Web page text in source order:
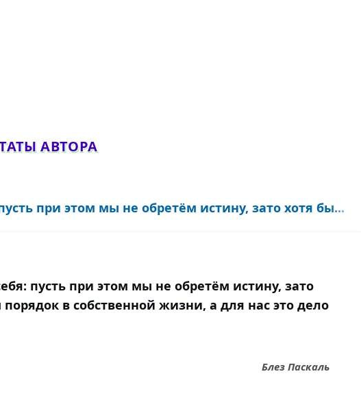
АВТОРА
при этом мы не обретём истину, зато хотя бы...
пусть при этом мы не обретём истину, зато
в соб­ственной жизни, а для нас это дело
Блез Паскаль